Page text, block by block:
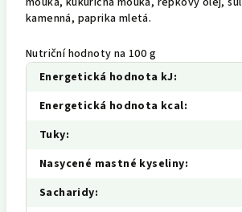
kamenná, paprika mletá.
Nutriční hodnoty na 100 g
Energetická hodnota kJ:
Energetická hodnota kcal:
Tuky:
Nasycené mastné kyseliny:
Sacharidy: